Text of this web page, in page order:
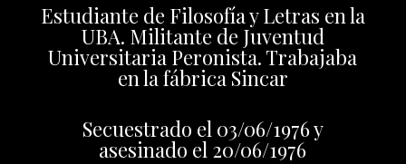
Estudiante de Filosofía y Letras en la
UBA. Militante de Juventud
Universitaria Peronista. Trabajaba
en la fábrica Sincar
Secuestrado el 03/06/1976 y
asesinado el 20/06/1976